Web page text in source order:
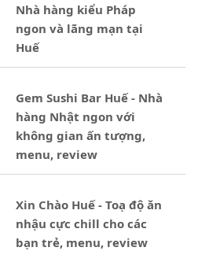
Nhà hàng kiểu Pháp
ngon và lãng mạn tại
Huế
Gem Sushi Bar Huế - Nhà
hàng Nhật ngon với
không gian ấn tượng,
menu, review
Xin Chào Huế - Toạ độ ăn
nhậu cực chill cho các
bạn trẻ, menu, review